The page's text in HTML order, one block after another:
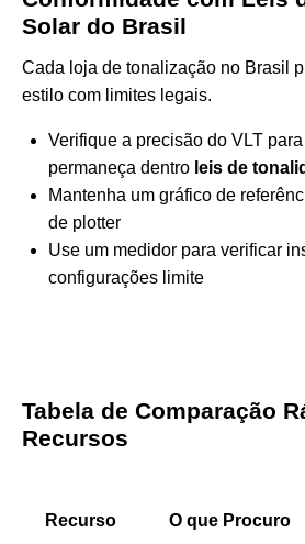
Solar do Brasil
Cada loja de tonalização no Brasil
estilo com limites legais.
Verifique a precisão do VLT
permaneça dentro leis de
Mantenha um gráfico de
de plotter
Use um medidor para verificar
configurações limite
Tabela de Comparação
Recursos
Recurso O que Procuro